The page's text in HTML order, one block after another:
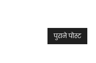
पुराने पोस्ट